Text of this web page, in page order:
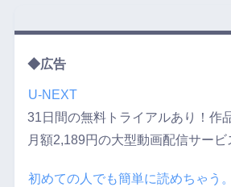
◆広告
U-NEXT
31日間の無料トライアルあり！作
月額2,189円の大型動画配信サービ
初めての人でも簡単に読めちゃう